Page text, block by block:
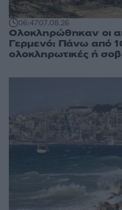
06:4707.08.26
Ολοκληρώθηκαν οι
Γερμενό: Πάνω από
ολοκληρωτικές ή